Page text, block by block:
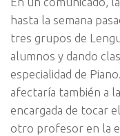
hasta la semana
tres grupos de
alumnos y dando
especialidad de
afectaría también a
encargada de tocar
otro profesor en la